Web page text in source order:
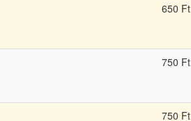
650 Ft
750 Ft
750 Ft